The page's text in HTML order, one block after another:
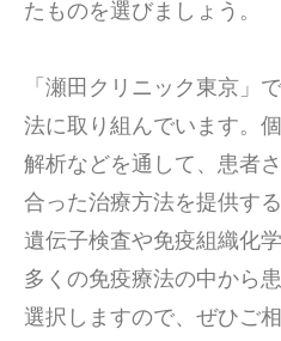
たものを選びましょう。
「瀬田クリニック東京」
法に取り組んでいます。
解析などを通して、患者
合った治療方法を提供す
遺伝子検査や免疫組織化
多くの免疫療法の中から
選択しますので、ぜひご相